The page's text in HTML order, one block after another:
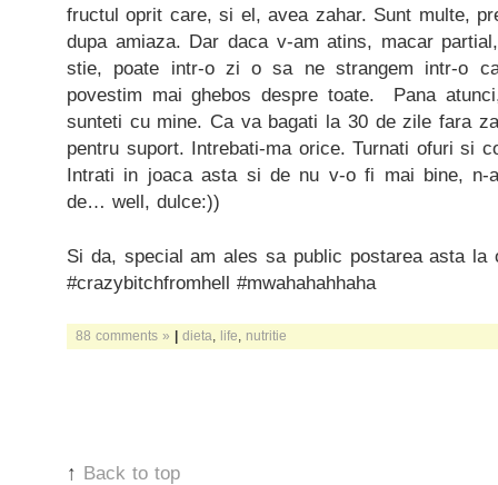
fructul oprit care, si el, avea zahar. Sunt multe,
dupa amiaza. Dar daca v-am atins, macar
stie, poate intr-o zi o sa ne strangem intr-o
povestim mai ghebos despre toate. Pana
sunteti cu mine. Ca va bagati la 30 de zile fara
pentru suport. Intrebati-ma orice. Turnati ofuri si
Intrati in joaca asta si de nu v-o fi mai bine, n-
de… well, dulce:))
Si da, special am ales sa public postarea asta la
#crazybitchfromhell #mwahahahhaha
88 comments » | dieta life nutritie
↑ Back to top